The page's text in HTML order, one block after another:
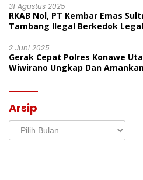
31 Agustus 2025
RKAB Nol, PT Kembar Emas
Tambang Ilegal Berkedok
2 Juni 2025
Gerak Cepat Polres Konawe
Wiwirano Ungkap Dan
Arsip
Arsip